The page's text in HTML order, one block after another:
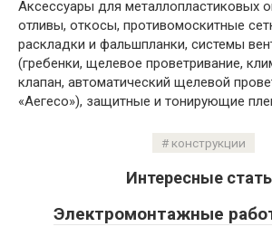
Аксессуары для металлопластиковых
отливы, откосы, противомоскитные
раскладки и фальшпланки, системы
(гребенки, щелевое проветривание,
клапан, автоматический щелевой
«Аегесо»), защитные и тонирующие
конструкции
Интересные
Электромонтажные